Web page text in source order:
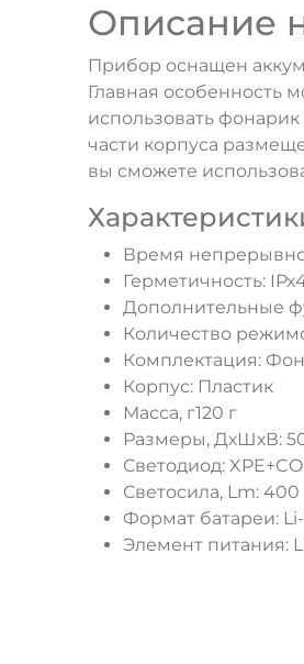
Описание
Прибор оснащен
Главная особенность
использовать
части корпуса
вы сможете
Время
Герметичность:
Дополнительные
Количество
Комплектация:
Корпус: Пластик
Масса, г120 г
Размеры, ДхШхВ:
Светодиод:
Светосила, Lm: 400
Формат батареи:
Элемент питания: